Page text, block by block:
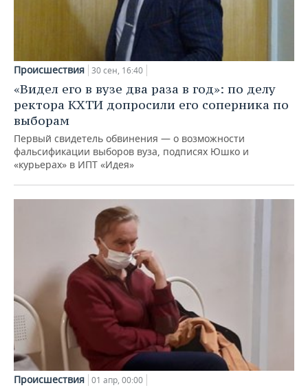
Происшествия 30 сен, 16:40
«Видел его в вузе два раза в год»: по делу
ректора КХТИ допросили его соперника по
выборам
Первый свидетель обвинения — о возможности
фальсификации выборов вуза, подписях Юшко и
«курьерах» в ИПТ «Идея»
Происшествия 01 апр, 00:00